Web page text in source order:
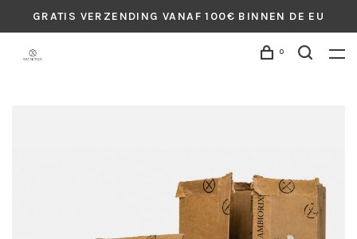
GRATIS VERZENDING VANAF 100€ BINNEN DE EU
0